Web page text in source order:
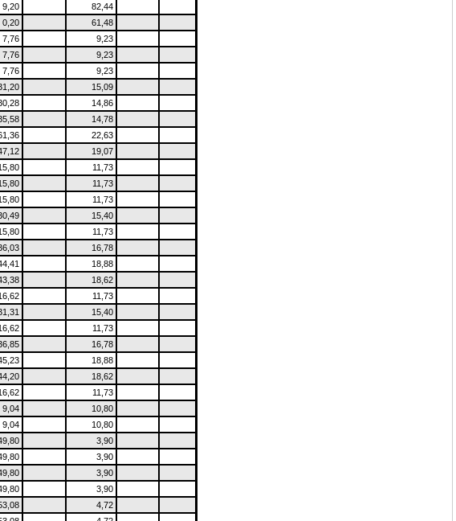
9,20
82,44
0,20
61,48
7,76
9,23
7,76
9,23
7,76
9,23
15,09
14,86
14,78
22,63
19,07
11,73
11,73
11,73
15,40
11,73
16,78
18,88
18,62
11,73
15,40
11,73
16,78
18,88
18,62
11,73
9,04
10,80
9,04
10,80
3,90
3,90
3,90
3,90
4,72